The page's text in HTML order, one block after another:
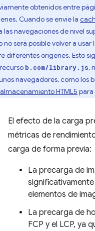
obtenidos entre
Cuando se envíe la
las navegaciones de nivel
no será posible volver a
diferentes orígenes. Esto
b.com/library.js,
navegadores, como los
HTML5 para
El efecto de la carga
métricas de
carga de forma previa:
La precarga de
elementos de
La precarga de
FCP y el LCP, ya